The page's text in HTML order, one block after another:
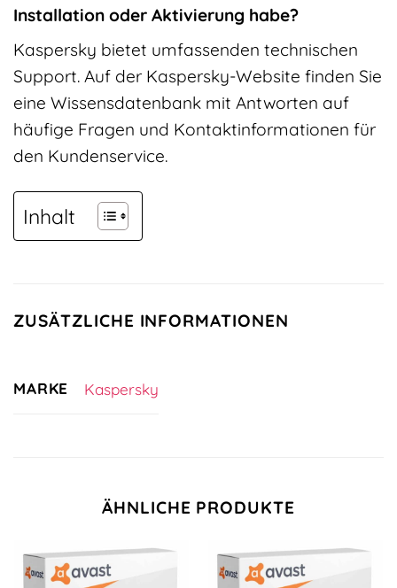
Installation oder Aktivierung habe?
Kaspersky bietet umfassenden technischen
Support. Auf der Kaspersky-Website finden Sie
eine Wissensdatenbank mit Antworten auf
häufige Fragen und Kontaktinformationen für
den Kundenservice.
Inhalt
ZUSÄTZLICHE INFORMATIONEN
MARKE Kaspersky
ÄHNLICHE PRODUKTE